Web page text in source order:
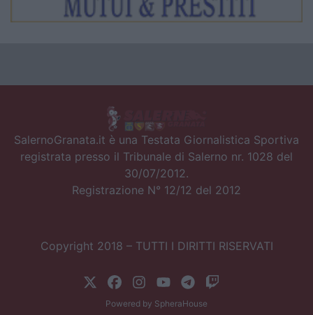
SalernoGranata.it è una Testata Giornalistica Sportiva
registrata presso il Tribunale di Salerno nr. 1028 del
30/07/2012.
Registrazione N° 12/12 del 2012
Copyright 2018 – TUTTI I DIRITTI RISERVATI
Powered by SpheraHouse